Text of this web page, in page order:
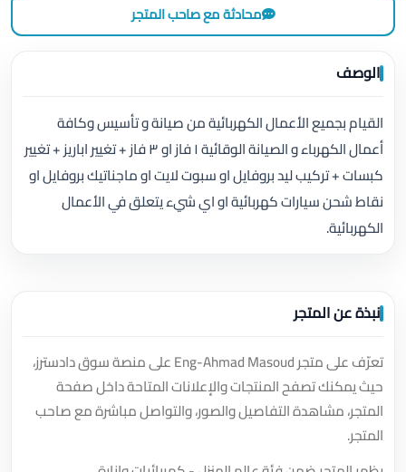
محادثة مع صاحب المتجر
الوصف
القيام بجميع الأعمال الكهربائية من صيانة و تأسيس وكافة
أعمال الكهرباء و الصيانة الوقائية ١ فاز او ٣ فاز + تغيير اباريز + تغيير
كبسات + تركيب ليد بروفايل او سبوت لايت او ماجناتيك بروفايل او
نقاط شحن سيارات كهربائية او اي شيء يتعلق في الأعمال
الكهربائية.
نبذة عن المتجر
تعرّف على متجر Eng-Ahmad Masoud على منصة سوق دادسترز،
حيث يمكنك تصفح المنتجات والإعلانات المتاحة داخل صفحة
المتجر، مشاهدة التفاصيل والصور، والتواصل مباشرة مع صاحب
المتجر.